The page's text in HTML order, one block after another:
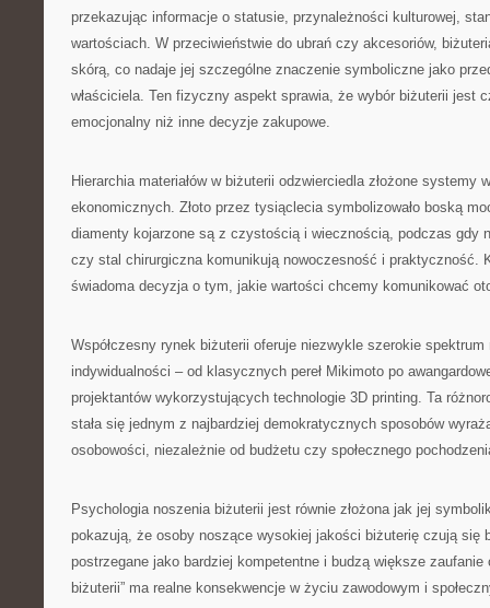
przekazując informacje o statusie, przynależności kulturowej,
wartościach. W przeciwieństwie do ubrań czy akcesoriów,
skórą, co nadaje jej szczególne znaczenie symboliczne jako
właściciela. Ten fizyczny aspekt sprawia, że wybór biżuterii jest
emocjonalny niż inne decyzje zakupowe.
Hierarchia materiałów w biżuterii odzwierciedla złożone systemy
ekonomicznych. Złoto przez tysiąclecia symbolizowało boską
diamenty kojarzone są z czystością i wiecznością, podczas gdy
czy stal chirurgiczna komunikują nowoczesność i praktyczność.
świadoma decyzja o tym, jakie wartości chcemy komunikować
Współczesny rynek biżuterii oferuje niezwykle szerokie
indywidualności – od klasycznych pereł Mikimoto po
projektantów wykorzystujących technologie 3D printing. Ta
stała się jednym z najbardziej demokratycznych sposobów
osobowości, niezależnie od budżetu czy społecznego
Psychologia noszenia biżuterii jest równie złożona jak jej
pokazują, że osoby noszące wysokiej jakości biżuterię czują się
postrzegane jako bardziej kompetentne i budzą większe zaufanie
biżuterii” ma realne konsekwencje w życiu zawodowym i